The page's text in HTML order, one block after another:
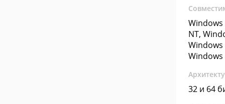
Windows
NT,
Windows
Windows
32 и 64